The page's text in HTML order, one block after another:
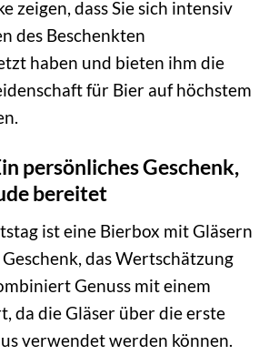
zeigen, dass Sie sich intensiv
des Beschenkten
haben und bieten ihm die
für Bier auf höchstem
persönliches Geschenk,
bereitet
ist eine Bierbox mit Gläsern
das Wertschätzung
Genuss mit einem
da die Gläser über die erste
verwendet werden können.